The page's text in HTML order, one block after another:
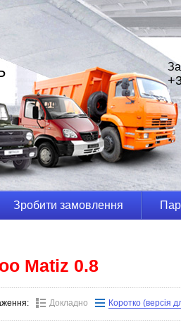
Зробити замовлення
Matiz 0.8
Докладно Коротко (версія